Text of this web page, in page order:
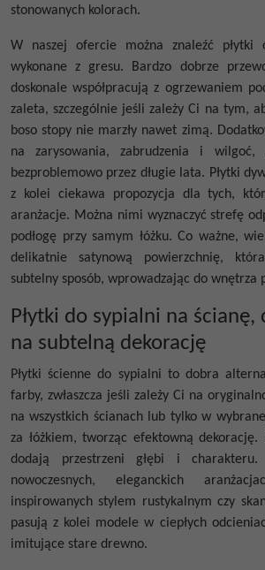
stonowanych kolorach.
W naszej ofercie można znaleźć płytki
wykonane z gresu. Bardzo dobrze
doskonale współpracują z ogrzewaniem
zaleta, szczególnie jeśli zależy Ci na tym,
boso stopy nie marzły nawet zimą.
na zarysowania, zabrudzenia i
bezproblemowo przez długie lata. Płytki
z kolei ciekawa propozycja dla tych,
aranżacje. Można nimi wyznaczyć strefę
podłogę przy samym łóżku. Co ważne,
delikatnie satynową powierzchnię,
subtelny sposób, wprowadzając do wnętrza
Płytki do sypialni na ścianę,
na subtelną dekorację
Płytki ścienne do sypialni to dobra
farby, zwłaszcza jeśli zależy Ci na
na wszystkich ścianach lub tylko w
za łóżkiem, tworząc efektowną dekorację.
dodają przestrzeni głębi i
nowoczesnych, eleganckich
inspirowanych stylem rustykalnym czy
pasują z kolei modele w ciepłych
imitujące stare drewno.